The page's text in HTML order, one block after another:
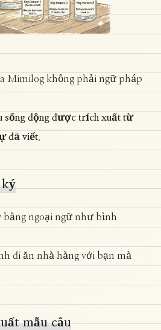
Mimilog không phải ngữ pháp
sống động được trích xuất từ
đã viết.
ký
bằng ngoại ngữ như bình
đi ăn nhà hàng với bạn mà
mẫu câu